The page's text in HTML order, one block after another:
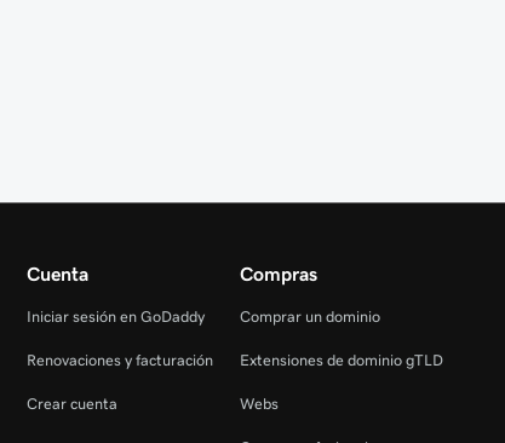
Cuenta
Iniciar sesión en GoDaddy
Renovaciones y facturación
Crear cuenta
Compras
Comprar un dominio
Extensiones de dominio gTLD
Webs